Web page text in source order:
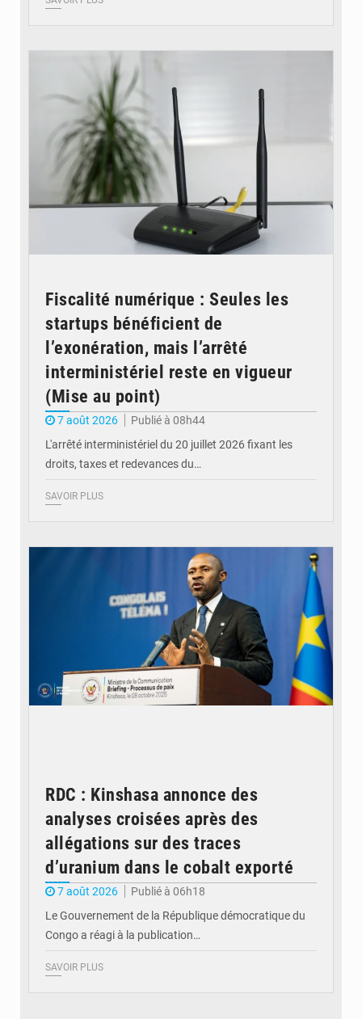
Fiscalité numérique : Seules les
startups bénéficient de
l’exonération, mais l’arrêté
interministériel reste en vigueur
(Mise au point)
7 août 2026
Publié à 08h44
L'arrêté interministériel du 20 juillet 2026 fixant les
droits, taxes et redevances du…
SAVOIR PLUS
RDC : Kinshasa annonce des
analyses croisées après des
allégations sur des traces
d’uranium dans le cobalt exporté
7 août 2026
Publié à 06h18
Le Gouvernement de la République démocratique du
Congo a réagi à la publication…
SAVOIR PLUS